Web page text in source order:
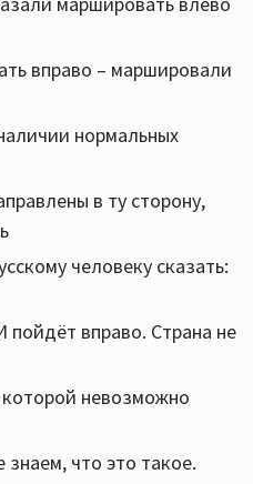
вправо – маршировали
нормальных
в ту сторону,
человеку сказать:
вправо. Страна не
невозможно
что это такое.